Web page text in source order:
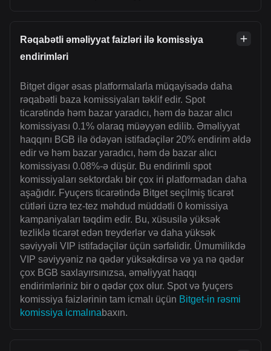
Rəqabətli əməliyyat faizləri ilə komissiya
endirimləri
Bitget digər əsas platformalarla müqayisədə daha
rəqabətli baza komissiyaları təklif edir. Spot
ticarətində həm bazar yaradıcı, həm də bazar alıcı
komissiyası 0.1% olaraq müəyyən edilib. Əməliyyat
haqqını BGB ilə ödəyən istifadəçilər 20% endirim əldə
edir və həm bazar yaradıcı, həm də bazar alıcı
komissiyası 0.08%-ə düşür. Bu endirimli spot
komissiyaları sektordakı bir çox iri platformadan daha
aşağıdır. Fyuçers ticarətində Bitget seçilmiş ticarət
cütləri üzrə tez-tez məhdud müddətli 0 komissiya
kampaniyaları təqdim edir. Bu, xüsusilə yüksək
tezliklə ticarət edən treyderlər və daha yüksək
səviyyəli VIP istifadəçilər üçün sərfəlidir. Ümumilikdə
VIP səviyyəniz nə qədər yüksəkdirsə və ya nə qədər
çox BGB saxlayırsınızsa, əməliyyat haqqı
endirimləriniz bir o qədər çox olur. Spot və fyuçers
komissiya faizlərinin tam icmalı üçün Bitget-in rəsmi
komissiya icmalınabaxın.